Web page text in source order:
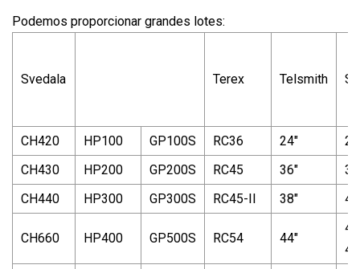
Podemos proporcionar grandes lotes:
Svedala Terex Telsmith
CH420 HP100 GP100S RC36 24"
2'
CH430
HP200 GP200S RC45 36"
3'
CH440
HP300 GP300S RC45-II 38" 4'
CH660 HP400 GP500S RC54 44"